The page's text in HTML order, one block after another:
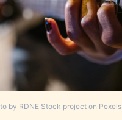
by RDNE Stock project on Pexels